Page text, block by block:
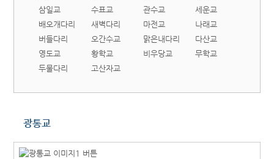
삼일교
수표교 관수교
세운교
배오개다리
새벽다리 마전교
나래교
버들다리
오간수교 맑은내다리
다산교
영도교
황학교 비우당교
무학교
두물다리
고산자교
광통교